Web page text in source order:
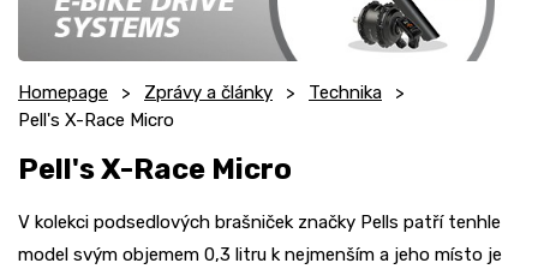
Homepage Zprávy a články
Technika
Pell's X-Race Micro
Pell's X-Race Micro
V kolekci podsedlových brašniček značky Pells patří tenhle
model svým objemem 0,3 litru k nejmenším a jeho místo je